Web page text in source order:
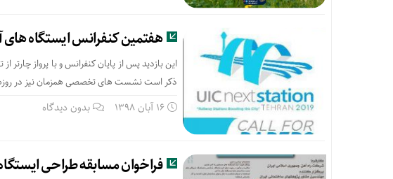
هفتمین کنفرانس ايستگاه های
این بازدید پس از پایان کنفرانس و با پرواز
ذکر است نشست های تخصصی همزمان نیز در روزهای 11 و 12 نوامبر در هتل اوین تهران برگزار
16 آبان 1398 بدون دیدگاه
فراخوان مسابقه طراحی